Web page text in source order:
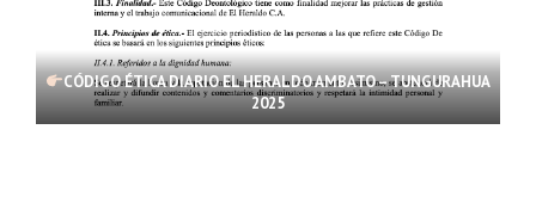
CÓDIGO ÉTICA DIARIO EL HERALDO AMBATO – TUNGURAHUA
2025